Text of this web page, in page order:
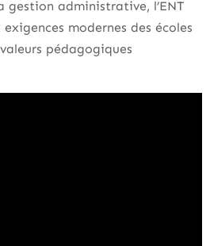
administrative, l’ENT
modernes des écoles
pédagogiques